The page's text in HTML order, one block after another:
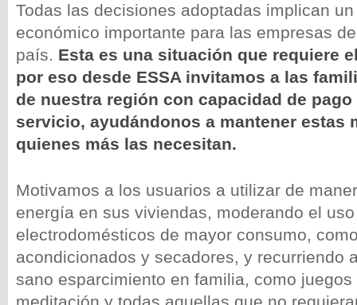
Todas las decisiones adoptadas implican
económico importante para las empresas
país. Esta es una situación que requiere
por eso desde ESSA invitamos a las
de nuestra región con capacidad de
servicio, ayudándonos a mantener estas
quienes más las necesitan.
Motivamos a los usuarios a utilizar de
energía en sus viviendas, moderando el
electrodomésticos de mayor consumo,
acondicionados y secadores, y recurriendo
sano esparcimiento en familia, como